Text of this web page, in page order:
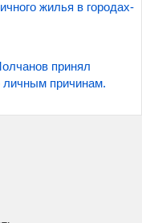
жилья в городах-
принял
личным причинам.